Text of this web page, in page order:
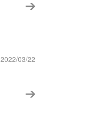
2022/03/22